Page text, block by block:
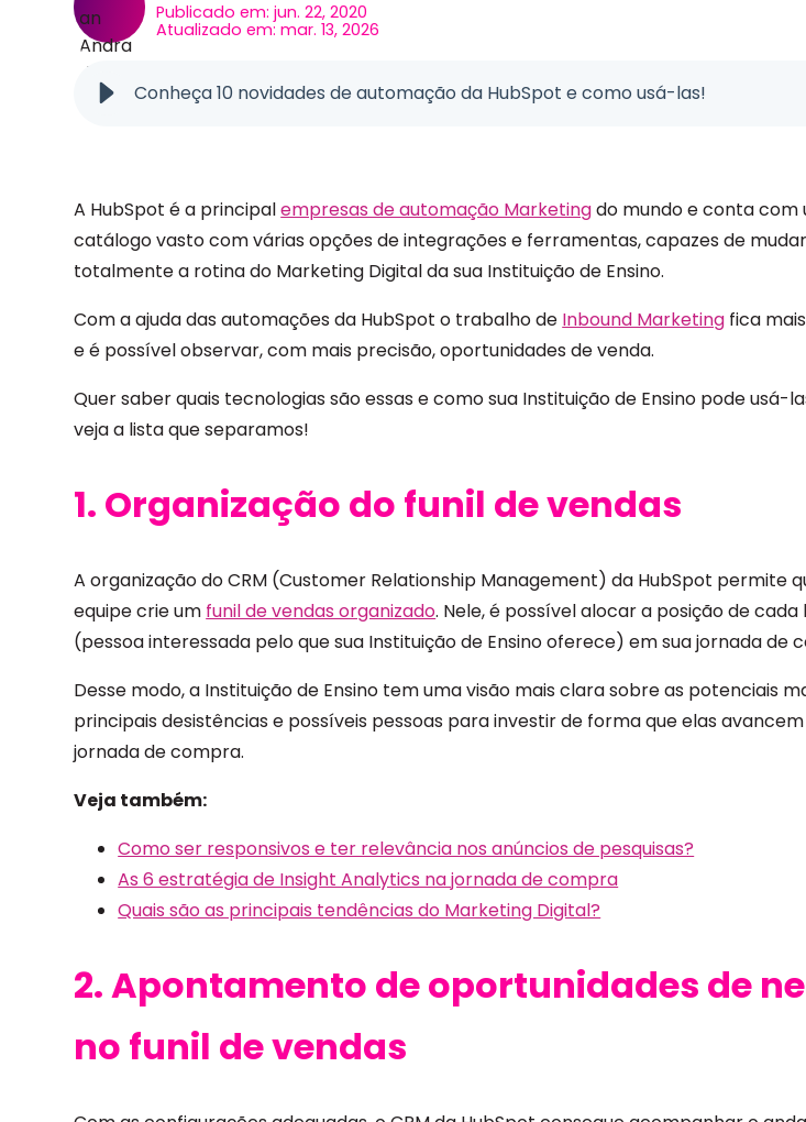
Publicado em: jun. 22, 2020
Atualizado em: mar. 13, 2026
Conheça 10 novidades de automação da HubSpot e como usá-las!
A HubSpot é a principalempresas de automação Marketingdo mundo e conta com
catálogo vasto com várias opções de integrações e ferramentas, capazes de mudar
totalmente a rotina do Marketing Digital da sua Instituição de Ensino.
Com a ajuda das automações da HubSpot o trabalho de Inbound Marketing fica
e é possível observar, com mais precisão, oportunidades de venda.
Quer saber quais tecnologias são essas e como sua Instituição de Ensino pode usá-
veja a lista que separamos!
1. Organização do funil de vendas
A organização do CRM (Customer Relationship Management) da HubSpot permite
equipe crie um funil de vendas organizado. Nele, é possível alocar a posição de cada
(pessoa interessada pelo que sua Instituição de Ensino oferece) em sua jornada de
Desse modo, a Instituição de Ensino tem uma visão mais clara sobre as potenciais
principais desistências e possíveis pessoas para investir de forma que elas
jornada de compra.
Veja também:
Como ser responsivos e ter relevância nos anúncios de pesquisas?
As 6 estratégia de Insight Analytics na jornada de compra
Quais são as principais tendências do Marketing Digital?
2. Apontamento de oportunidades de
no funil de vendas